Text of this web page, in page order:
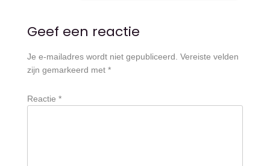
Geef een reactie
Je e-mailadres wordt niet gepubliceerd. Vereiste velden
zijn gemarkeerd met *
Reactie *